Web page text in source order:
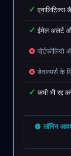
एनालिटिक्स
ईमेल अलर्ट
डेवलपर्स के
कभी भी रद्द
लॉगिन